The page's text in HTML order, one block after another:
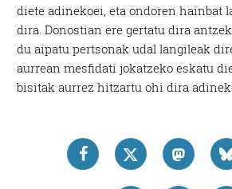
diete adinekoei, eta ondoren hainbat
dira. Donostian ere gertatu dira
du aipatu pertsonak udal langileak
aurrean mesfidati jokatzeko eskatu
bisitak aurrez hitzartu ohi dira